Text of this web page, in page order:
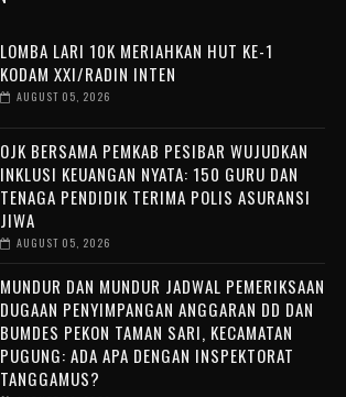
LOMBA LARI 10K MERIAHKAN HUT KE-1
KODAM XXI/RADIN INTEN
AUGUST 05, 2026
OJK BERSAMA PEMKAB PESIBAR WUJUDKAN
INKLUSI KEUANGAN NYATA: 150 GURU DAN
TENAGA PENDIDIK TERIMA POLIS ASURANSI
JIWA
AUGUST 05, 2026
MUNDUR DAN MUNDUR JADWAL PEMERIKSAAN
DUGAAN PENYIMPANGAN ANGGARAN DD DAN
BUMDES PEKON TAMAN SARI, KECAMATAN
PUGUNG: ADA APA DENGAN INSPEKTORAT
TANGGAMUS?